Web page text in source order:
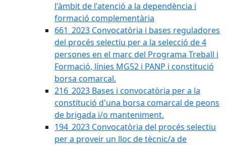
l'àmbit de l'atenció a la dependència i
formació complementària
661_2023 Convocatòria i bases reguladores
del procés selectiu per a la selecció de 4
persones en el marc del Programa Treball i
Formació, línies MG52 i PANP i constitució
borsa comarcal.
216_2023 Bases i convocatòria per a la
constitució d'una borsa comarcal de peons
de brigada i/o manteniment.
194_2023 Convocatòria del procés selectiu
per a proveir un lloc de tècnic/a de